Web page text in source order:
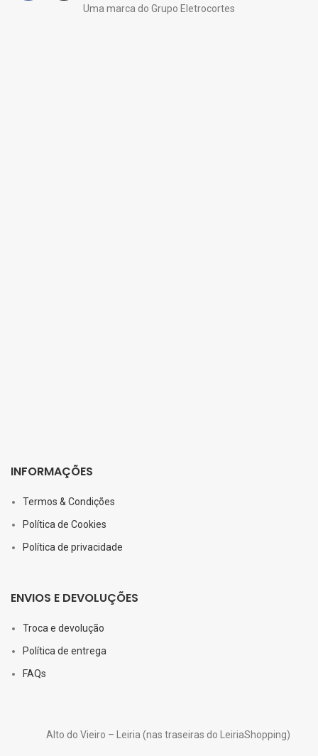
Uma marca do Grupo Eletrocortes
INFORMAÇÕES
Termos & Condições
Política de Cookies
Política de privacidade
ENVIOS E DEVOLUÇÕES
Troca e devolução
Política de entrega
FAQs
Alto do Vieiro – Leiria (nas traseiras do LeiriaShopping)